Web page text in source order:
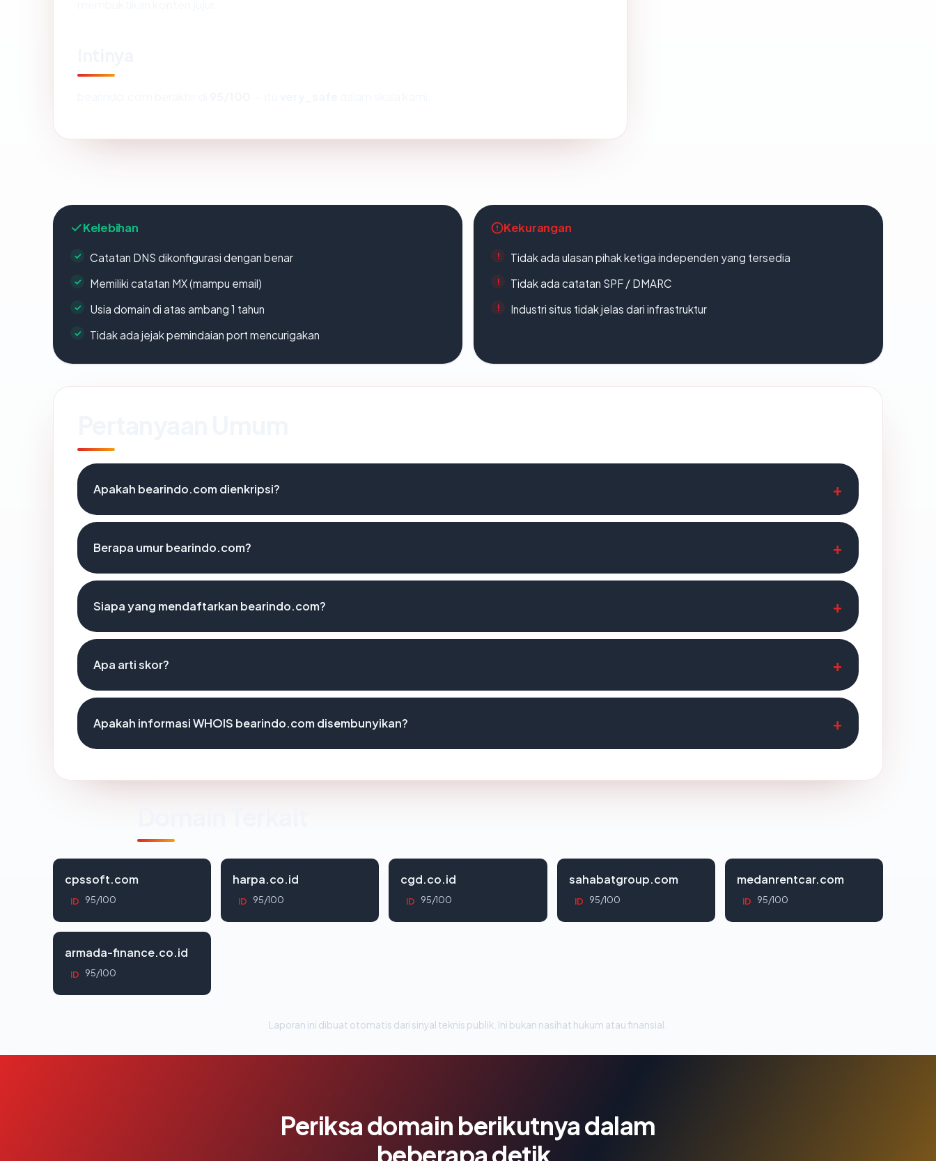
Kelebihan
Catatan DNS dikonfigurasi dengan benar
Memiliki catatan MX (mampu email)
Usia domain di atas ambang 1 tahun
Tidak ada jejak pemindaian port mencurigakan
Kekurangan
Tidak ada ulasan pihak ketiga independen yang tersedia
Tidak ada catatan SPF / DMARC
Industri situs tidak jelas dari infrastruktur
Apakah bearindo.com dienkripsi?
Berapa umur bearindo.com?
Siapa yang mendaftarkan bearindo.com?
Apa arti skor?
Apakah informasi WHOIS bearindo.com disembunyikan?
cpssoft.com
ID 95/100
harpa.co.id
ID 95/100
cgd.co.id
ID 95/100
sahabatgroup.com
ID 95/100
medanrentcar.com
ID 95/100
armada-finance.co.id
ID 95/100
Laporan ini dibuat otomatis dari sinyal teknis publik. Ini bukan nasihat hukum atau finansial.
Periksa domain berikutnya dalam
beberapa detik.